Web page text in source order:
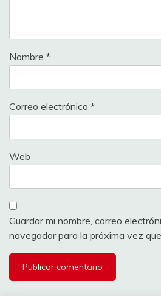
Nombre *
Correo electrónico *
Web
Guardar mi nombre, correo
navegador para la próxima vez